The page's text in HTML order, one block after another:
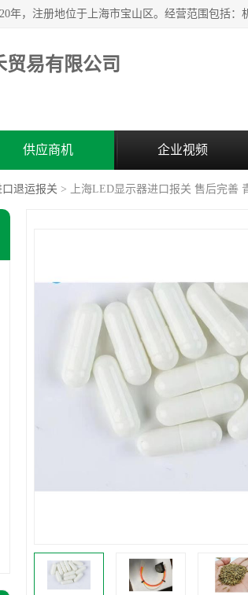
贸易有限公司
供应商机 企业视频
口退运报关 > 上海LED显示器进口报关 售后完善